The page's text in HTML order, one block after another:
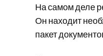
На самом деле
Он находит
пакет